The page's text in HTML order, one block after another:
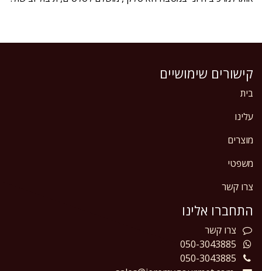
קישורים שימושיים
בית
עלינו
מוצרים
משפטי
צרו קשר
התחברו אלינו
צרו קשר
050-3043885
050-3043885